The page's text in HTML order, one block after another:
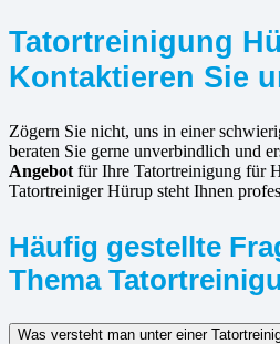
Tatortreinigung
Kontaktieren Sie
Zögern Sie nicht, uns in einer
beraten Sie gerne unverbindlich und
Angebot für Ihre Tatortreinigung für
Tatortreiniger Hürup steht Ihnen
Häufig gestellte
Thema
Was versteht man unter einer